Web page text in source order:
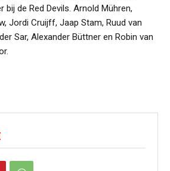
bij de Red Devils. Arnold Mühren,
Jordi Cruijff, Jaap Stam, Ruud van
Sar, Alexander Büttner en Robin van